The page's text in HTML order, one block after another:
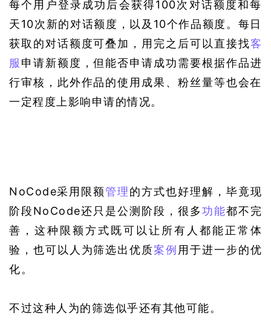
每个用户登录成功后会获得100次对话额度和每
天10次新的对话额度，以及10个作品额度。每日
获取的对话额度可叠加，用完之后可以直接找客
服 申请新额度，但能否申请成功需要根据作品进
行审核，此外作品的使用成果、粉丝量等也会在
一定程度上影响申请的情况。
NoCode采用限额管理的方式也好理解，毕竟现
阶段NoCode还只是公测阶段，很多功能都不完
善，这种限额方式既可以让所有人都能正常体
验，也可以人为筛选出优质案例 用于进一步的优
化。
不过这种人为的筛选似乎还有其他可能。